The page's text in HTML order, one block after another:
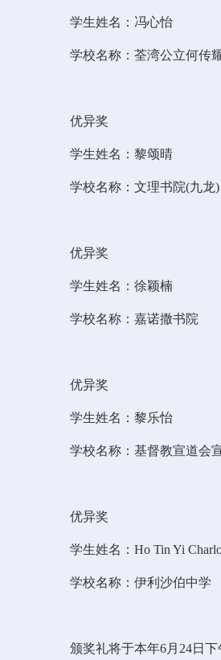
学生姓名：冯心怡
学校名称：荃湾公立何传
优异奖
学生姓名：黎颂晴
学校名称：文理书院(九龙)
优异奖
学生姓名：徐颖楠
学校名称：嘉诺撒书院
优异奖
学生姓名：黎乐怡
学校名称：基督教宣道会
优异奖
学生姓名：Ho Tin Yi
学校名称：伊利沙伯中学
颁奖礼将于本年6月24日